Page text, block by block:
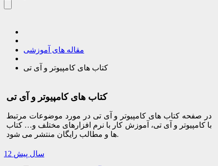
مقاله های آموزشی
کتاب های کامپیوتر و آی تی
کتاب های کامپیوتر و آی تی
در صفحه کتاب های کامپیوتر و آی تی در مورد موضوعات مرتبط
با کامپیوتر و آی تی، آموزش کار با نرم افزارهای مختلف و… کتاب
ها و مطالب رایگان منتشر می شود.
12 سال پیش